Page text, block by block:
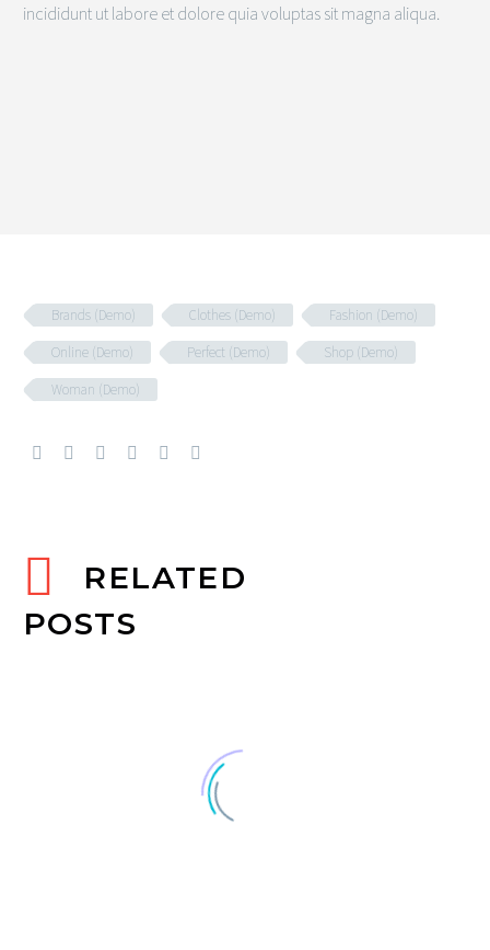
incididunt ut labore et dolore quia voluptas sit magna aliqua.
Brands (Demo) Clothes (Demo)
Fashion (Demo)
Online (Demo)
Perfect (Demo)
Shop (Demo)
Woman (Demo)
RELATED
POSTS